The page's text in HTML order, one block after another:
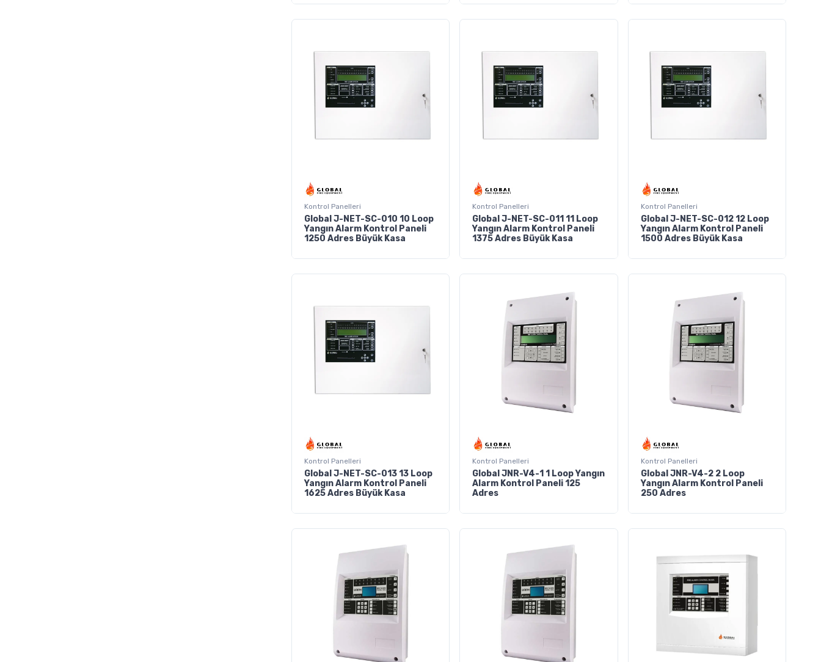
Kontrol Panelleri
Global J-NET-SC-010 10 Loop
Yangın Alarm Kontrol Paneli
1250 Adres Büyük Kasa
Kontrol Panelleri
Global J-NET-SC-011 11 Loop
Yangın Alarm Kontrol Paneli
1375 Adres Büyük Kasa
Kontrol Panelleri
Global J-NET-SC-012 12 Loop
Yangın Alarm Kontrol Paneli
1500 Adres Büyük Kasa
Kontrol Panelleri
Global J-NET-SC-013 13 Loop
Yangın Alarm Kontrol Paneli
1625 Adres Büyük Kasa
Kontrol Panelleri
Global JNR-V4-1 1 Loop Yangın
Alarm Kontrol Paneli 125
Adres
Kontrol Panelleri
Global JNR-V4-2 2 Loop
Yangın Alarm Kontrol Paneli
250 Adres